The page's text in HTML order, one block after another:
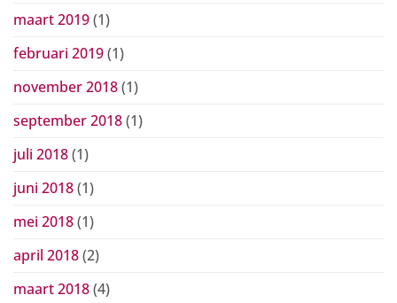
maart 2019(1)
februari 2019(1)
november 2018(1)
september 2018(1)
juli 2018(1)
juni 2018(1)
mei 2018(1)
april 2018(2)
maart 2018(4)